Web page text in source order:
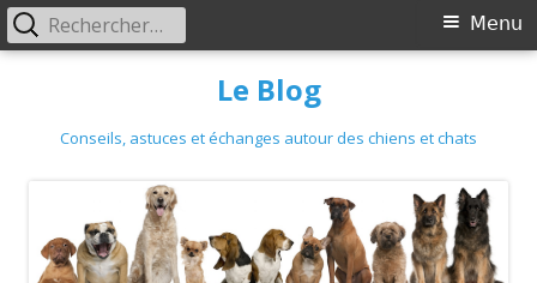
content
Le Blog
Conseils, astuces et échanges autour des chiens et chats
Primary
Menu
Menu
Rechercher :